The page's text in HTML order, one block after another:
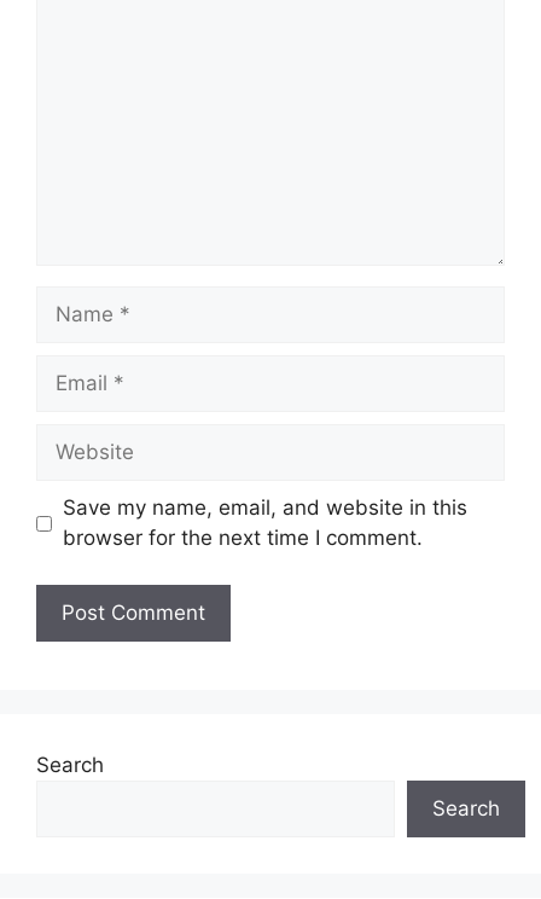
Name
Email
Website
Save my name, email, and website in this
browser for the next time I comment.
Search
Search